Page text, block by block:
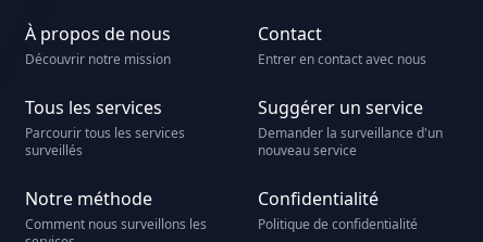
À propos de nous
Découvrir notre mission
Contact
Entrer en contact avec nous
Tous les services
Parcourir tous les services
surveillés
Suggérer un service
Demander la surveillance d'un
nouveau service
Notre méthode
Comment nous surveillons les
Confidentialité
Politique de confidentialité